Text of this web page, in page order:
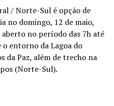
/ Norte-Sul é opção de
no domingo, 12 de maio,
aberto no período das 7h até
o entorno da Lagoa do
da Paz, além de trecho na
(Norte-Sul).